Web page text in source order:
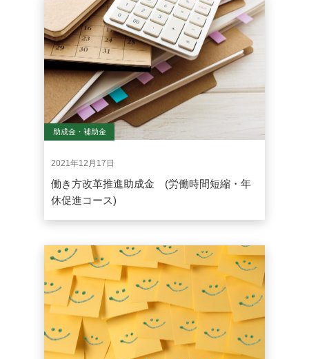
助成金・補助金
2021年12月17日
働き方改革推進助成金 (労働時間短縮・年
休促進コース)